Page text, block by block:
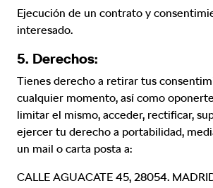
Ejecución de un contrato y
interesado.
5. Derechos:
Tienes derecho a retirar tus
cualquier momento, así como
limitar el mismo, acceder, rectificar,
ejercer tu derecho a portabilidad,
un mail o carta posta a:
CALLE AGUACATE 45, 28054.